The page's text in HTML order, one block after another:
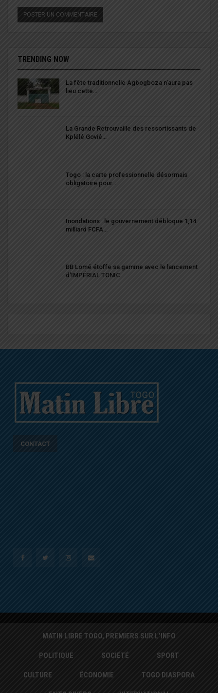
TRENDING NOW
La fête traditionnelle Agbogboza n’aura pas
lieu cette…
La Grande Retrouvaille des ressortissants de
Kplélé Govié…
Togo : la carte professionnelle désormais
obligatoire pour…
Inondations : le gouvernement débloque 1,14
milliard FCFA…
BB Lomé étoffe sa gamme avec le lancement
d’IMPÉRIAL TONIC
CONTACT
MATIN LIBRE TOGO, PREMIERS SUR L’INFO
POLITIQUE SOCIÉTÉ SPORT
CULTURE ÉCONOMIE TOGO DIASPORA